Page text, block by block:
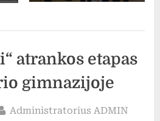
atrankos etapas
gimnazijoje
By
Administratorius ADMIN